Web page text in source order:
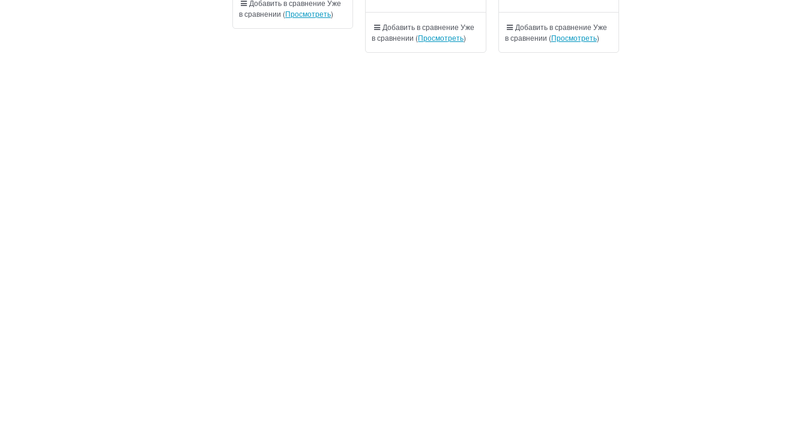
Добавить в сравнение Уже
в сравнении (Просмотреть)
Добавить в сравнение Уже
в сравнении (Просмотреть)
Добавить в сравнение Уже
в сравнении (Просмотреть)